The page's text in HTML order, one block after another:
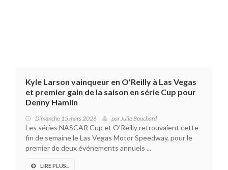
Kyle Larson vainqueur en O'Reilly à Las Vegas
et premier gain de la saison en série Cup pour
Denny Hamlin
Dimanche 15 mars 2026 parJulie Bouchard
Les séries NASCAR Cup et O’Reilly retrouvaient cette
fin de semaine le Las Vegas Motor Speedway, pour le
premier de deux événements annuels ...
LIRE PLUS...